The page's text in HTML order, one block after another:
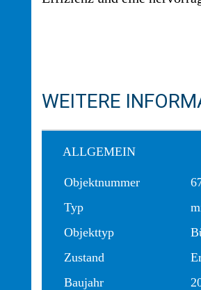
WEITERE
ALLGEMEIN
Objektnummer
Typ
Objekttyp
Zustand
Baujahr